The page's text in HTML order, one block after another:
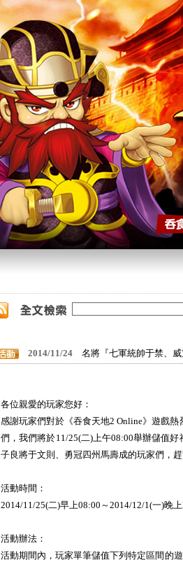
2014/11/24 名將『七軍統帥于禁、
各位親愛的玩家您好：
感謝玩家們對於《吞食天地2 Online》遊戲
們，我們將於11/25(二)上午08:00舉辦儲值
子良將于文則、勇冠四州馬壽成的玩家們，趕
活動時間：
2014/11/25(二)早上08:00～2014/12/1(一)晚
活動辦法：
活動期間內，玩家單筆儲值下列特定區間的